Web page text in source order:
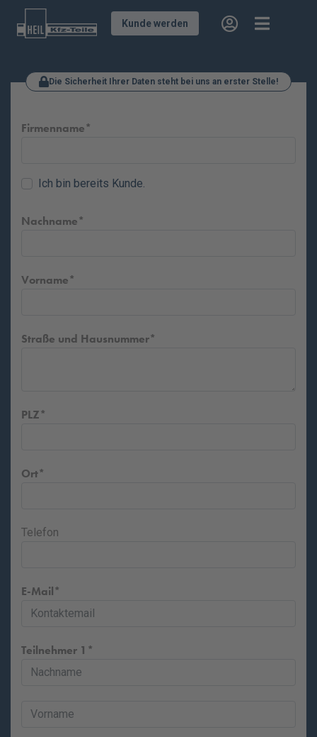
Kunde werden
Die Sicherheit Ihrer Daten steht bei uns an erster Stelle!
Firmenname
Ich bin bereits Kunde.
Nachname
Vorname
Straße und Hausnummer
PLZ
Ort
Telefon
E-Mail
Teilnehmer 1